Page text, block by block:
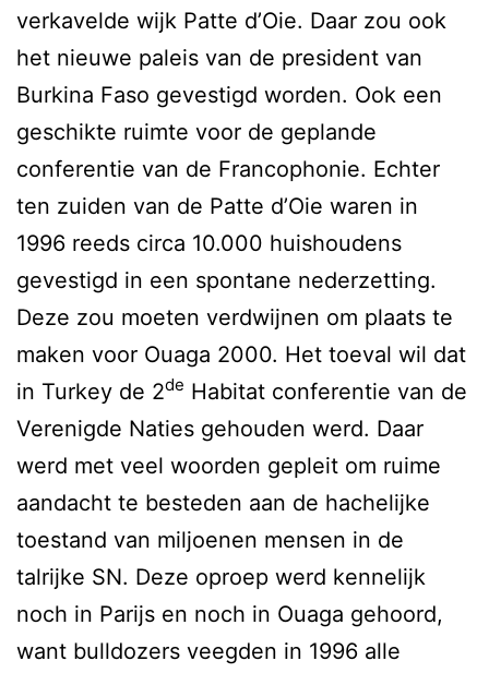
verkavelde wijk Patte d’Oie. Daar zou ook
het nieuwe paleis van de president van
Burkina Faso gevestigd worden. Ook een
geschikte ruimte voor de geplande
conferentie van de Francophonie. Echter
ten zuiden van de Patte d’Oie waren in
1996 reeds circa 10.000 huishoudens
gevestigd in een spontane nederzetting.
Deze zou moeten verdwijnen om plaats te
maken voor Ouaga 2000. Het toeval wil dat
in Turkey de 2de Habitat conferentie van de
Verenigde Naties gehouden werd. Daar
werd met veel woorden gepleit om ruime
aandacht te besteden aan de hachelijke
toestand van miljoenen mensen in de
talrijke SN. Deze oproep werd kennelijk
noch in Parijs en noch in Ouaga gehoord,
want bulldozers veegden in 1996 alle